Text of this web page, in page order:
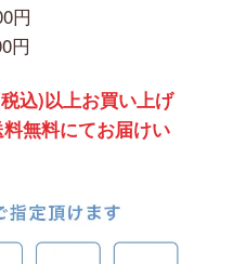
円
円
込)以上お買い上げ
無料にてお届けい